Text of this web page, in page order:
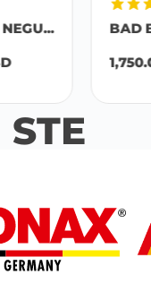
BAD
1,750.00